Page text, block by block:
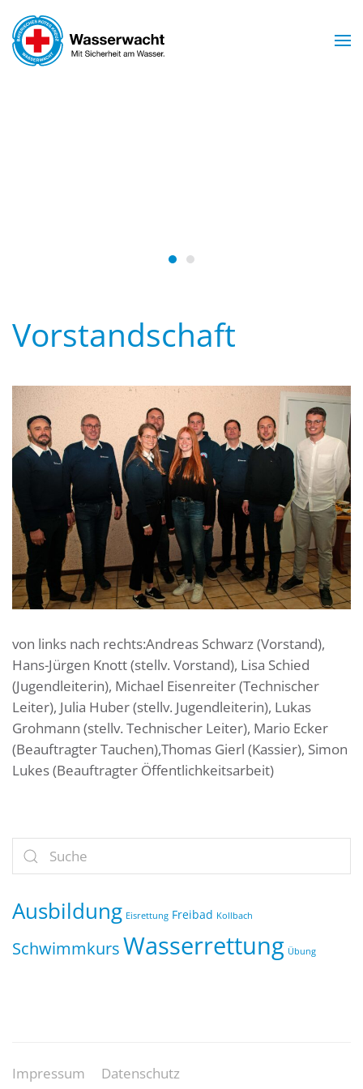
Skip to main content
Wasserwacht Arnstorf
Vorstandschaft
von links nach rechts:Andreas Schwarz (Vorstand),
Hans-Jürgen Knott (stellv. Vorstand), Lisa Schied
(Jugendleiterin), Michael Eisenreiter (Technischer
Leiter), Julia Huber (stellv. Jugendleiterin), Lukas
Grohmann (stellv. Technischer Leiter), Mario Ecker
(Beauftragter Tauchen),Thomas Gierl (Kassier), Simon
Lukes (Beauftragter Öffentlichkeitsarbeit)
Ausbildung Eisrettung Freibad Kollbach
SchwimmkursWasserrettung Übung
Impressum Datenschutz